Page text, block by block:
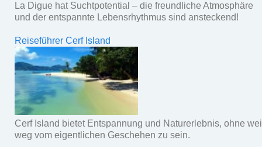
La Digue hat Suchtpotential – die freundliche Atmosphäre
und der entspannte Lebensrhythmus sind ansteckend!
Reiseführer Cerf Island
Cerf Island bietet Entspannung und Naturerlebnis, ohne
weg vom eigentlichen Geschehen zu sein.